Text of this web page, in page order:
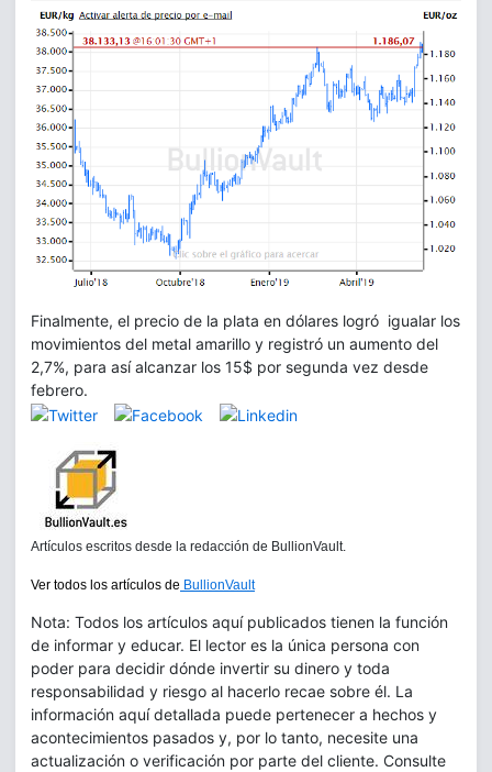
Finalmente, el precio de la plata en dólares logró igualar los
movimientos del metal amarillo y registró un aumento del
2,7%, para así alcanzar los 15$ por segunda vez desde
febrero.
Artículos escritos desde la redacción de BullionVault.
Ver todos los artículos de BullionVault
Nota: Todos los artículos aquí publicados tienen la función
de informar y educar. El lector es la única persona con
poder para decidir dónde invertir su dinero y toda
responsabilidad y riesgo al hacerlo recae sobre él. La
información aquí detallada puede pertenecer a hechos y
acontecimientos pasados y, por lo tanto, necesite una
actualización o verificación por parte del cliente. Consulte